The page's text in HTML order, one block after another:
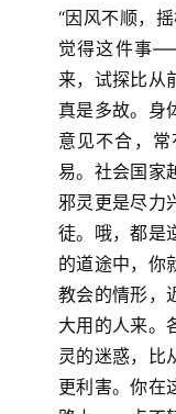
“因风不顺，
觉得这件事
来，试探比从
真是多故。身
意见不合，
易。社会国家
邪灵更是尽力
徒。哦，都是
的道途中，你
教会的情形，
大用的人来。
灵的迷惑，比
更利害。你在